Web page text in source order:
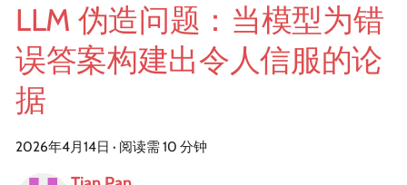
LLM 伪造问题：当模型为错
误答案构建出令人信服的论
据
2026年4月14日 · 阅读需 10 分钟